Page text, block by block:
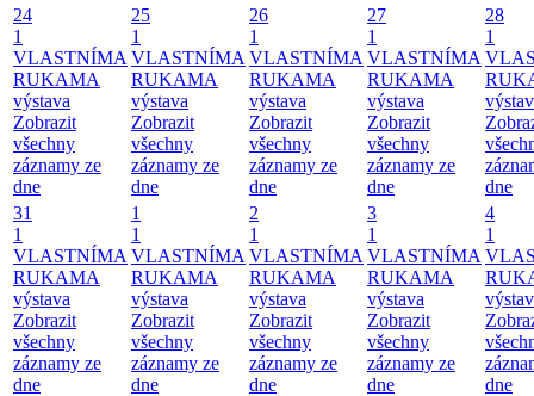
24
1
VLASTNÍMA
RUKAMA
výstava
Zobrazit
všechny
záznamy ze
dne
25
1
VLASTNÍMA
RUKAMA
výstava
Zobrazit
všechny
záznamy ze
dne
26
1
VLASTNÍMA
RUKAMA
výstava
Zobrazit
všechny
záznamy ze
dne
27
1
VLASTNÍMA
RUKAMA
výstava
Zobrazit
všechny
záznamy ze
dne
28
1
dne
31
1
VLASTNÍMA
RUKAMA
výstava
Zobrazit
všechny
záznamy ze
dne
1
1
VLASTNÍMA
RUKAMA
výstava
Zobrazit
všechny
záznamy ze
dne
2
1
VLASTNÍMA
RUKAMA
výstava
Zobrazit
všechny
záznamy ze
dne
3
1
VLASTNÍMA
RUKAMA
výstava
Zobrazit
všechny
záznamy ze
dne
4
1
dne